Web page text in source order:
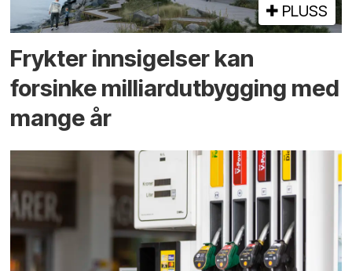
PLUSS
Frykter innsigelser kan
forsinke milliard­utbygging med
mange år